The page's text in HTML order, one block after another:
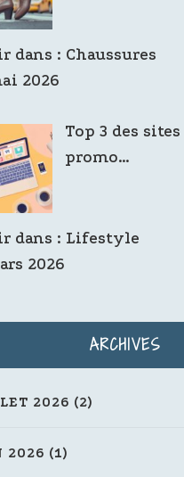
dans : Chaussures
2026
Top 3 des sites
promo…
dans : Lifestyle
2026
ARCHIVES
2026 (2)
2026 (1)